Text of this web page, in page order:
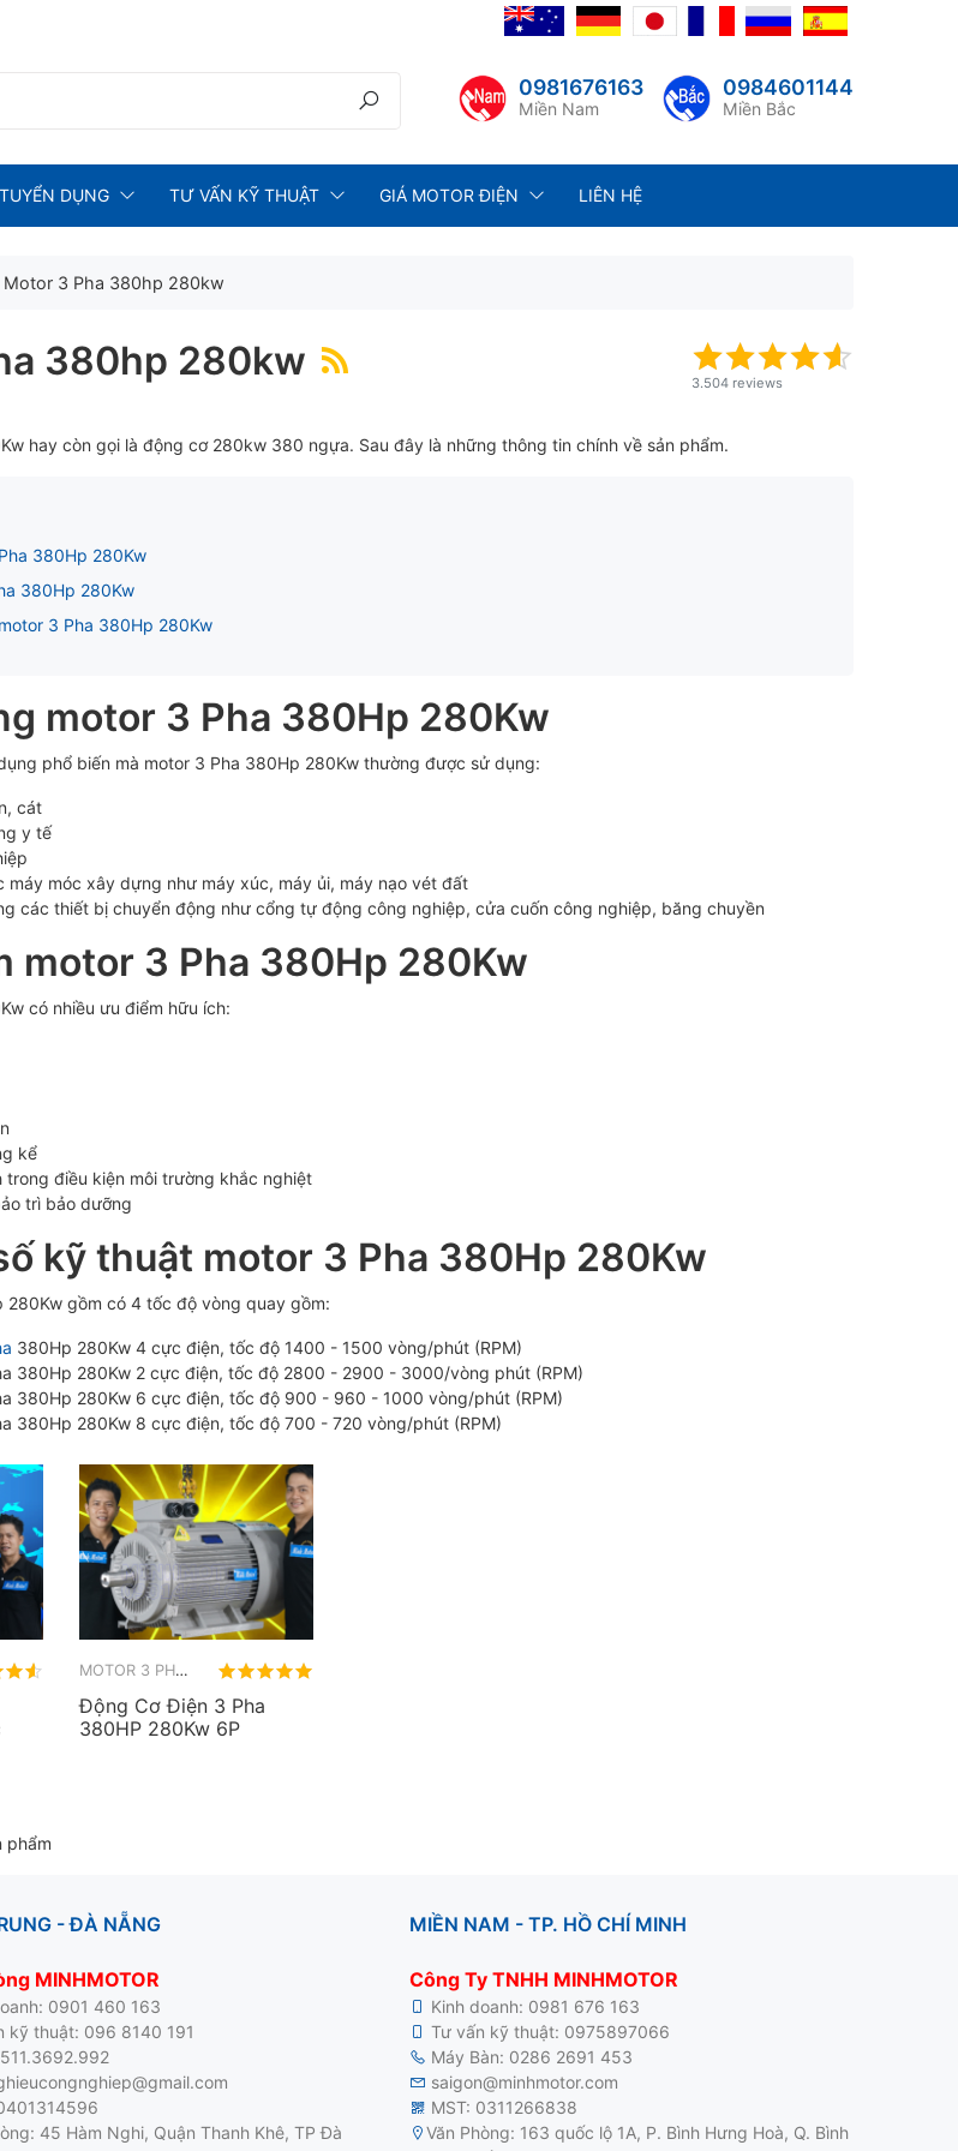
0981676163
Miền Nam
0984601144
Miền Bắc
TUYỂN DỤNG TƯ VẤN KỸ THUẬT GIÁ MOTOR ĐIỆN LIÊN HỆ
Motor 3 Pha 380hp 280kw
380hp 280kw 3.504 reviews
hay còn gọi là động cơ 280kw 380 ngựa. Sau đây là những thông tin chính về sản phẩm.
380Hp 280Kw
380Hp 280Kw
3 Pha 380Hp 280Kw
motor 3 Pha 380Hp 280Kw
phổ biến mà motor 3 Pha 380Hp 280Kw thường được sử dụng:
cát
y tế
máy móc xây dựng như máy xúc, máy ủi, máy nạo vét đất
các thiết bị chuyển động như cổng tự động công nghiệp, cửa cuốn công nghiệp, băng chuyền
motor 3 Pha 380Hp 280Kw
có nhiều ưu điểm hữu ích:
kể
trong điều kiện môi trường khắc nghiệt
trì bảo dưỡng
kỹ thuật motor 3 Pha 380Hp 280Kw
280Kw gồm có 4 tốc độ vòng quay gồm:
380Hp 280Kw 4 cực điện, tốc độ 1400 - 1500 vòng/phút (RPM)
380Hp 280Kw 2 cực điện, tốc độ 2800 - 2900 - 3000/vòng phút (RPM)
380Hp 280Kw 6 cực điện, tốc độ 900 - 960 - 1000 vòng/phút (RPM)
380Hp 280Kw 8 cực điện, tốc độ 700 - 720 vòng/phút (RPM)
MOTOR 3 PHA 380HP 280KW
Động Cơ Điện 3 Pha
380HP 280Kw 6P
phẩm
- ĐÀ NẴNG
MINHMOTOR
0901 460 163
kỹ thuật: 096 8140 191
45 Hàm Nghi, Quận Thanh Khê, TP Đà
MIỀN NAM - TP. HỒ CHÍ MINH
Công Ty TNHH MINHMOTOR
Kinh doanh: 0981 676 163
Tư vấn kỹ thuật: 0975897066
Máy Bàn: 0286 2691 453
saigon@minhmotor.com
MST: 0311266838
Văn Phòng: 163 quốc lộ 1A, P. Bình Hưng Hoà, Q. Bình